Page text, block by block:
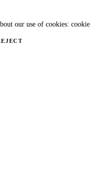
our use of cookies: cookie